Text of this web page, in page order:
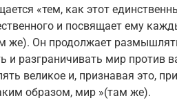
«тем, как этот
и посвящает ему
же). Он продолжает
и разграничивать мир против
великое и, признавая это,
образом, мир »(там же).